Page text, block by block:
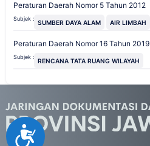
Accessibility
Peraturan Daerah Nomor 5 Tahun 2012
Subjek : SUMBER DAYA ALAM AIR LIMBAH
Peraturan Daerah Nomor 16 Tahun 2019
Subjek : RENCANA TATA RUANG WILAYAH